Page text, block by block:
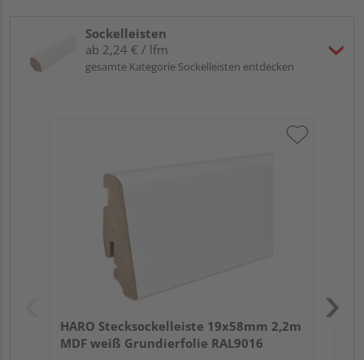
Sockelleisten
ab 2,24 € / lfm
gesamte Kategorie Sockelleisten entdecken
HARO Stecksockelleiste 19x58mm 2,2m
MDF weiß Grundierfolie RAL9016